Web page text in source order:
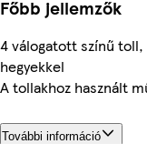
Főbb jellemzők
4 válogatott színű
hegyekkel
A tollakhoz használt
További információ